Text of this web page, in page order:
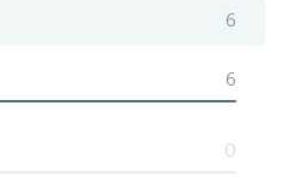
6
6
0